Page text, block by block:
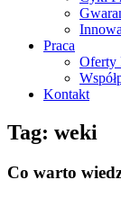
Praca
Oferty
Kontakt
Tag: weki
Co warto